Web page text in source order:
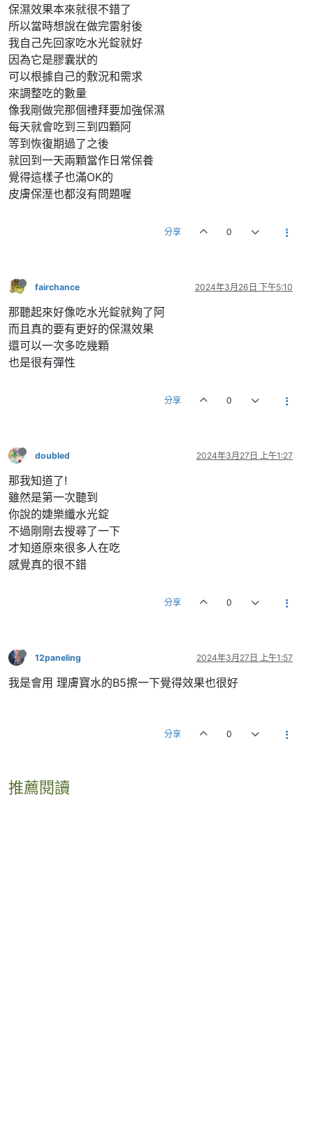
保濕效果本來就很不錯了
所以當時想說在做完雷射後
我自己先回家吃水光錠就好
因為它是膠囊狀的
可以根據自己的敷況和需求
來調整吃的數量
像我剛做完那個禮拜要加強保濕
每天就會吃到三到四顆阿
等到恢復期過了之後
就回到一天兩顆當作日常保養
覺得這樣子也滿OK的
皮膚保溼也都沒有問題喔
分享 0
fairchance 2024年3月26日 下午5:10
那聽起來好像吃水光錠就夠了阿
而且真的要有更好的保濕效果
還可以一次多吃幾顆
也是很有彈性
分享 0
doubled 2024年3月27日 上午1:27
那我知道了!
雖然是第一次聽到
你說的婕樂纖水光錠
不過剛剛去搜尋了一下
才知道原來很多人在吃
感覺真的很不錯
分享 0
12paneling 2024年3月27日 上午1:57
我是會用 理膚寶水的B5擦一下覺得效果也很好
分享 0
推薦閱讀